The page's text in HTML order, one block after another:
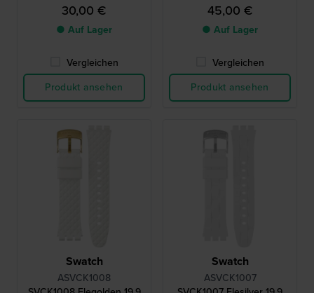
30,00 €
● Auf Lager
Vergleichen
Produkt ansehen
45,00 €
● Auf Lager
Vergleichen
Produkt ansehen
Swatch
ASVCK1008
Swatch
ASVCK1007